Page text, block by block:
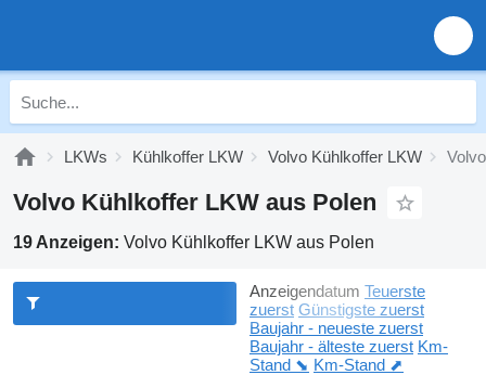
LKWs Kühlkoffer LKW Volvo Kühlkoffer LKW
Volvo Kühlkoffer LKW aus Polen
19 Anzeigen: Volvo Kühlkoffer LKW aus Polen
Anzeigendatum Teuerste
zuerst Günstigste zuerst
Baujahr - neueste zuerst
Baujahr - älteste zuerst Km-
Stand ⬊ Km-Stand ⬈